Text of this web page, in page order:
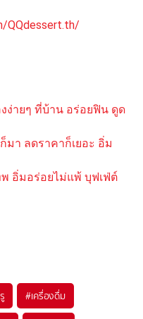
QQdessert.th/
ง่ายๆ ที่บ้าน อร่อยฟิน ดูด
า ลดราคาก็เยอะ อิ่ม
พ อิ่มอร่อยไม่แพ้ บุฟเฟ่ต์
#เครื่องดื่ม